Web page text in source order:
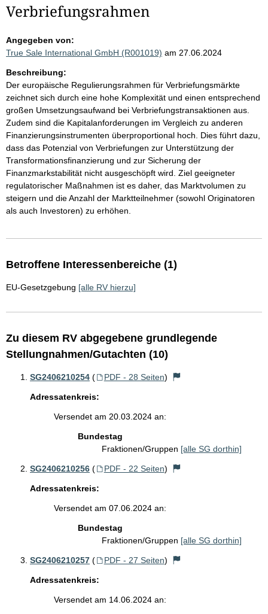
Verbriefungsrahmen
Angegeben von:
True Sale International GmbH (R001019) am 27.06.2024
Beschreibung:
Der europäische Regulierungsrahmen für Verbriefungsmärkte
zeichnet sich durch eine hohe Komplexität und einen entsprechend
großen Umsetzungsaufwand bei Verbriefungstransaktionen aus.
Zudem sind die Kapitalanforderungen im Vergleich zu anderen
Finanzierungsinstrumenten überproportional hoch. Dies führt dazu,
dass das Potenzial von Verbriefungen zur Unterstützung der
Transformationsfinanzierung und zur Sicherung der
Finanzmarkstabilität nicht ausgeschöpft wird. Ziel geeigneter
regulatorischer Maßnahmen ist es daher, das Marktvolumen zu
steigern und die Anzahl der Marktteilnehmer (sowohl Originatoren
als auch Investoren) zu erhöhen.
Betroffene Interessenbereiche (1)
EU-Gesetzgebung [alle RV hierzu]
Zu diesem RV abgegebene grundlegende
Stellungnahmen/Gutachten (10)
SG2406210254 ( PDF - 28 Seiten)
Adressatenkreis:
Versendet am 20.03.2024 an:
Bundestag
Fraktionen/Gruppen [alle SG dorthin]
SG2406210256 ( PDF - 22 Seiten)
Adressatenkreis:
Versendet am 07.06.2024 an:
Bundestag
Fraktionen/Gruppen [alle SG dorthin]
SG2406210257 ( PDF - 27 Seiten)
Adressatenkreis:
Versendet am 14.06.2024 an: